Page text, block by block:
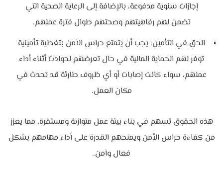
إجازات سنوية مدفوعة، بالإضافة إلى الرعاية الصحية التي
تضمن لهم رفاهيتهم وصحتهم طوال فترة عملهم.
الحق في التأمين: يجب أن يتمتع حراس الأمن بتغطية تأمينية
توفر لهم الحماية المالية في حال تعرضهم لحوادث أثناء أداء
عملهم، سواء كانت إصابات أو أي ظروف طارئة قد تحدث في
مكان العمل.
هذه الحقوق تسهم في بناء بيئة عمل متوازنة ومستقرة، مما يعزز
من كفاءة حراس الأمن ويمنحهم القدرة على أداء مهامهم بشكل
فعال وآمن.